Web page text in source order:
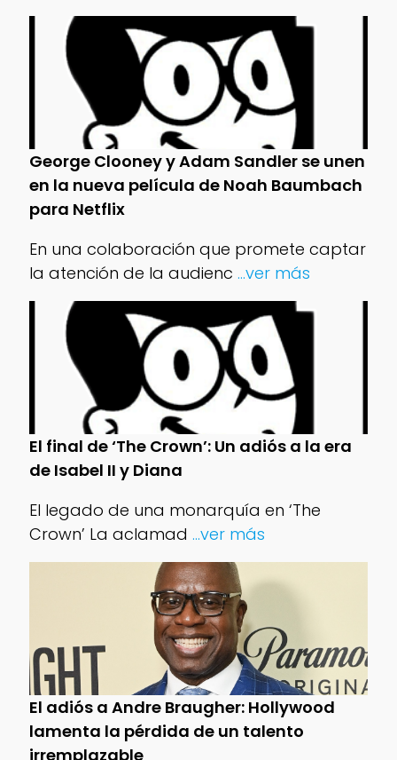
George Clooney y Adam Sandler se unen
en la nueva película de Noah Baumbach
para Netflix
En una colaboración que promete captar
la atención de la audienc ...ver más
El final de ‘The Crown’: Un adiós a la era
de Isabel II y Diana
El legado de una monarquía en ‘The
Crown’ La aclamad ...ver más
El adiós a Andre Braugher: Hollywood
lamenta la pérdida de un talento
irremplazable